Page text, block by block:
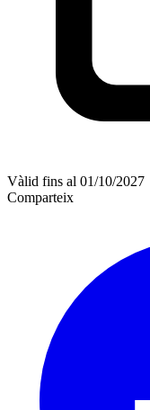
Vàlid fins al 01/10/2027
Comparteix